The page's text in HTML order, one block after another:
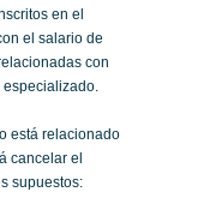
en el
el salario de
con
está relacionado
cancelar el
supuestos: